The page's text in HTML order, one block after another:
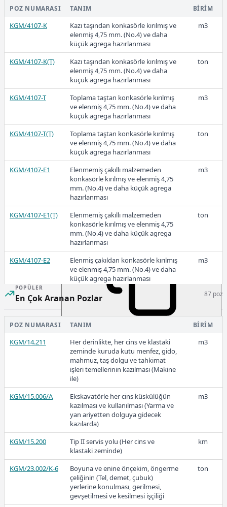
2021
26,12
22,74
19,56
16,23
2017
14,39
POZ NUMARASI TANIM BIRIM
KGM/4107-K
Kazı taşından konkasörle kırılmış ve
elenmiş 4,75 mm. (No.4) ve daha
küçük agrega hazırlanması
m3
KGM/4107-K(T)
Kazı taşından konkasörle kırılmış ve
elenmiş 4,75 mm. (No.4) ve daha
küçük agrega hazırlanması
ton
KGM/4107-T
Toplama taştan konkasörle kırılmış
ve elenmiş 4,75 mm. (No.4) ve daha
küçük agrega hazırlanması
m3
KGM/4107-T(T)
Toplama taştan konkasörle kırılmış
ve elenmiş 4,75 mm. (No.4) ve daha
küçük agrega hazırlanması
ton
KGM/4107-E1
Elenmemiş çakıllı malzemeden
konkasörle kırılmış ve elenmiş 4,75
mm. (No.4) ve daha küçük agrega
hazırlanması
m3
KGM/4107-E1(T)
Elenmemiş çakıllı malzemeden
konkasörle kırılmış ve elenmiş 4,75
mm. (No.4) ve daha küçük agrega
hazırlanması
ton
KGM/4107-E2
Elenmiş çakıldan konkasörle kırılmış
ve elenmiş 4,75 mm. (No.4) ve daha
küçük agrega hazırlanması
m3
KGM/4107-E2(T)
Elenmiş çakıldan konkasörle kırılmış
ve elenmiş 4,75 mm. (No.4) ve daha
küçük agrega hazırlanması
ton
Mineral filler hazırlanması
Özel plentte polimer modifiye
bitüm (PMB) hazırlanması
POPÜLER
En Çok Aranan Pozlar 87 poz
POZ NUMARASI TANIM BIRIM
KGM/14.211
Her derinlikte, her cins ve klastaki
zeminde kuruda kutu menfez, gido,
mahmuz, taş dolgu ve tahkimat
işleri temellerinin kazılması (Makine
ile)
m3
KGM/15.006/A
Ekskavatörle her cins küskülüğün
kazılması ve kullanılması (Yarma ve
yan ariyetten dolguya gidecek
kazılarda)
m3
KGM/15.200
Tip II servis yolu (Her cins ve
klastaki zeminde)
km
KGM/23.002/K-6
Boyuna ve enine önçekim, öngerme
çeliğinin (Tel, demet, çubuk)
yerlerine konulması, gerilmesi,
gevşetilmesi ve kesilmesi işçiliği
ton